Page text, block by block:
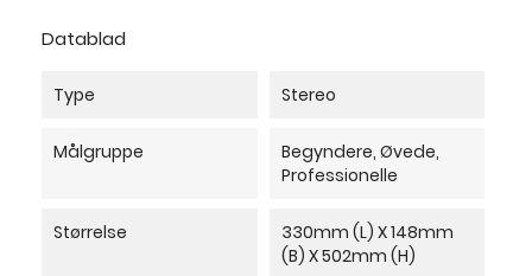
Datablad
Type Stereo
Målgruppe
Begyndere, Øvede,
Professionelle
Størrelse
330mm (L) X 148mm
(B) X 502mm (H)